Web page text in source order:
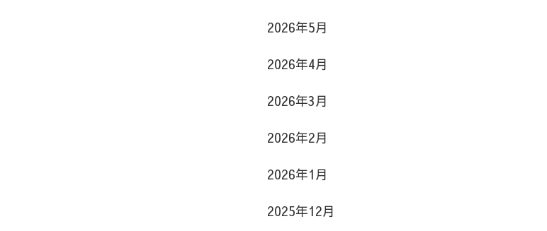
2026年5月
2026年4月
2026年3月
2026年2月
2026年1月
2025年12月